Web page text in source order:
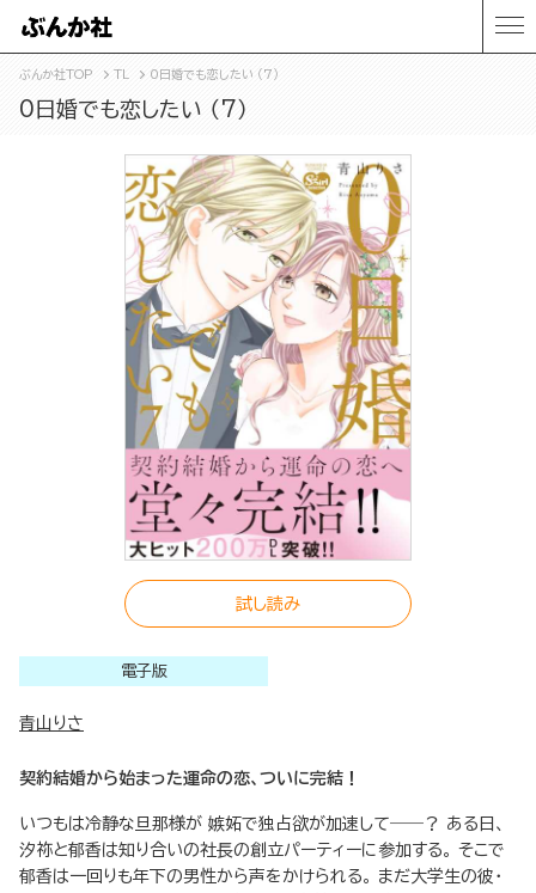
ぶんか社TOP TL 0日婚でも恋したい （7）
0日婚でも恋したい （7）
試し読み
電子版
青山りさ
契約結婚から始まった運命の恋、ついに完結！
いつもは冷静な旦那様が 嫉妬で独占欲が加速して――？ ある日、
汐祢と郁香は知り合いの社長の創立パーティーに参加する。 そこで
郁香は一回りも年下の男性から声をかけられる。 まだ大学生の彼・